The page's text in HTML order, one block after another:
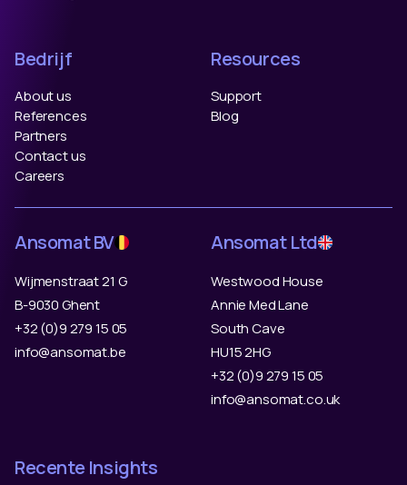
Bedrijf
About us
References
Partners
Contact us
Careers
Resources
Support
Blog
Ansomat BV
Wijmenstraat 21 G
B-9030 Ghent
+32 (0)9 279 15 05
info@ansomat.be
Ansomat Ltd
Westwood House
Annie Med Lane
South Cave
HU15 2HG
+32 (0)9 279 15 05
info@ansomat.co.uk
Recente Insights